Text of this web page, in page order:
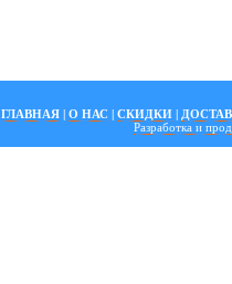
ГЛАВНАЯ | О НАС | СКИДКИ |
Разработка и